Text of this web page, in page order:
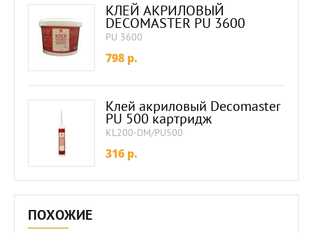
КЛЕЙ АКРИЛОВЫЙ
DECOMASTER PU 3600
PU 3600
798 p.
Клей акриловый Decomaster
PU 500 картридж
KL200-DM/PU500
316 p.
ПОХОЖИЕ